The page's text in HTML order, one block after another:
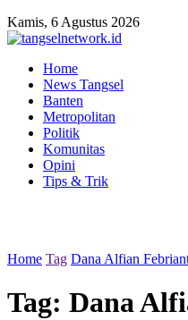
Kamis, 6 Agustus 2026
Home
News Tangsel
Banten
Metropolitan
Politik
Komunitas
Opini
Tips & Trik
Home Tag Dana Alfian
Tag: Dana